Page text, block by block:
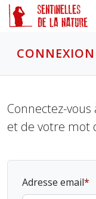
CONNEXION
Connectez-
et de votre mot
Adresse email
Panneau de gestion